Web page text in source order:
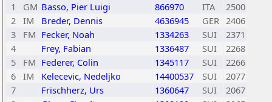
1
GM Basso, Pier Luigi 866970 ITA
2500
2 IM Breder, Dennis 4636945 GER 2406
3
FM Fecker, Noah 1334263 SUI
2371
4
Frey, Fabian 1336487 SUI
2268
5
FM Federer, Colin 1345117 SUI
2266
6 IM Kelecevic, Nedeljko 14400537 SUI
2077
7
Frischherz, Urs 1360647 SUI
2067